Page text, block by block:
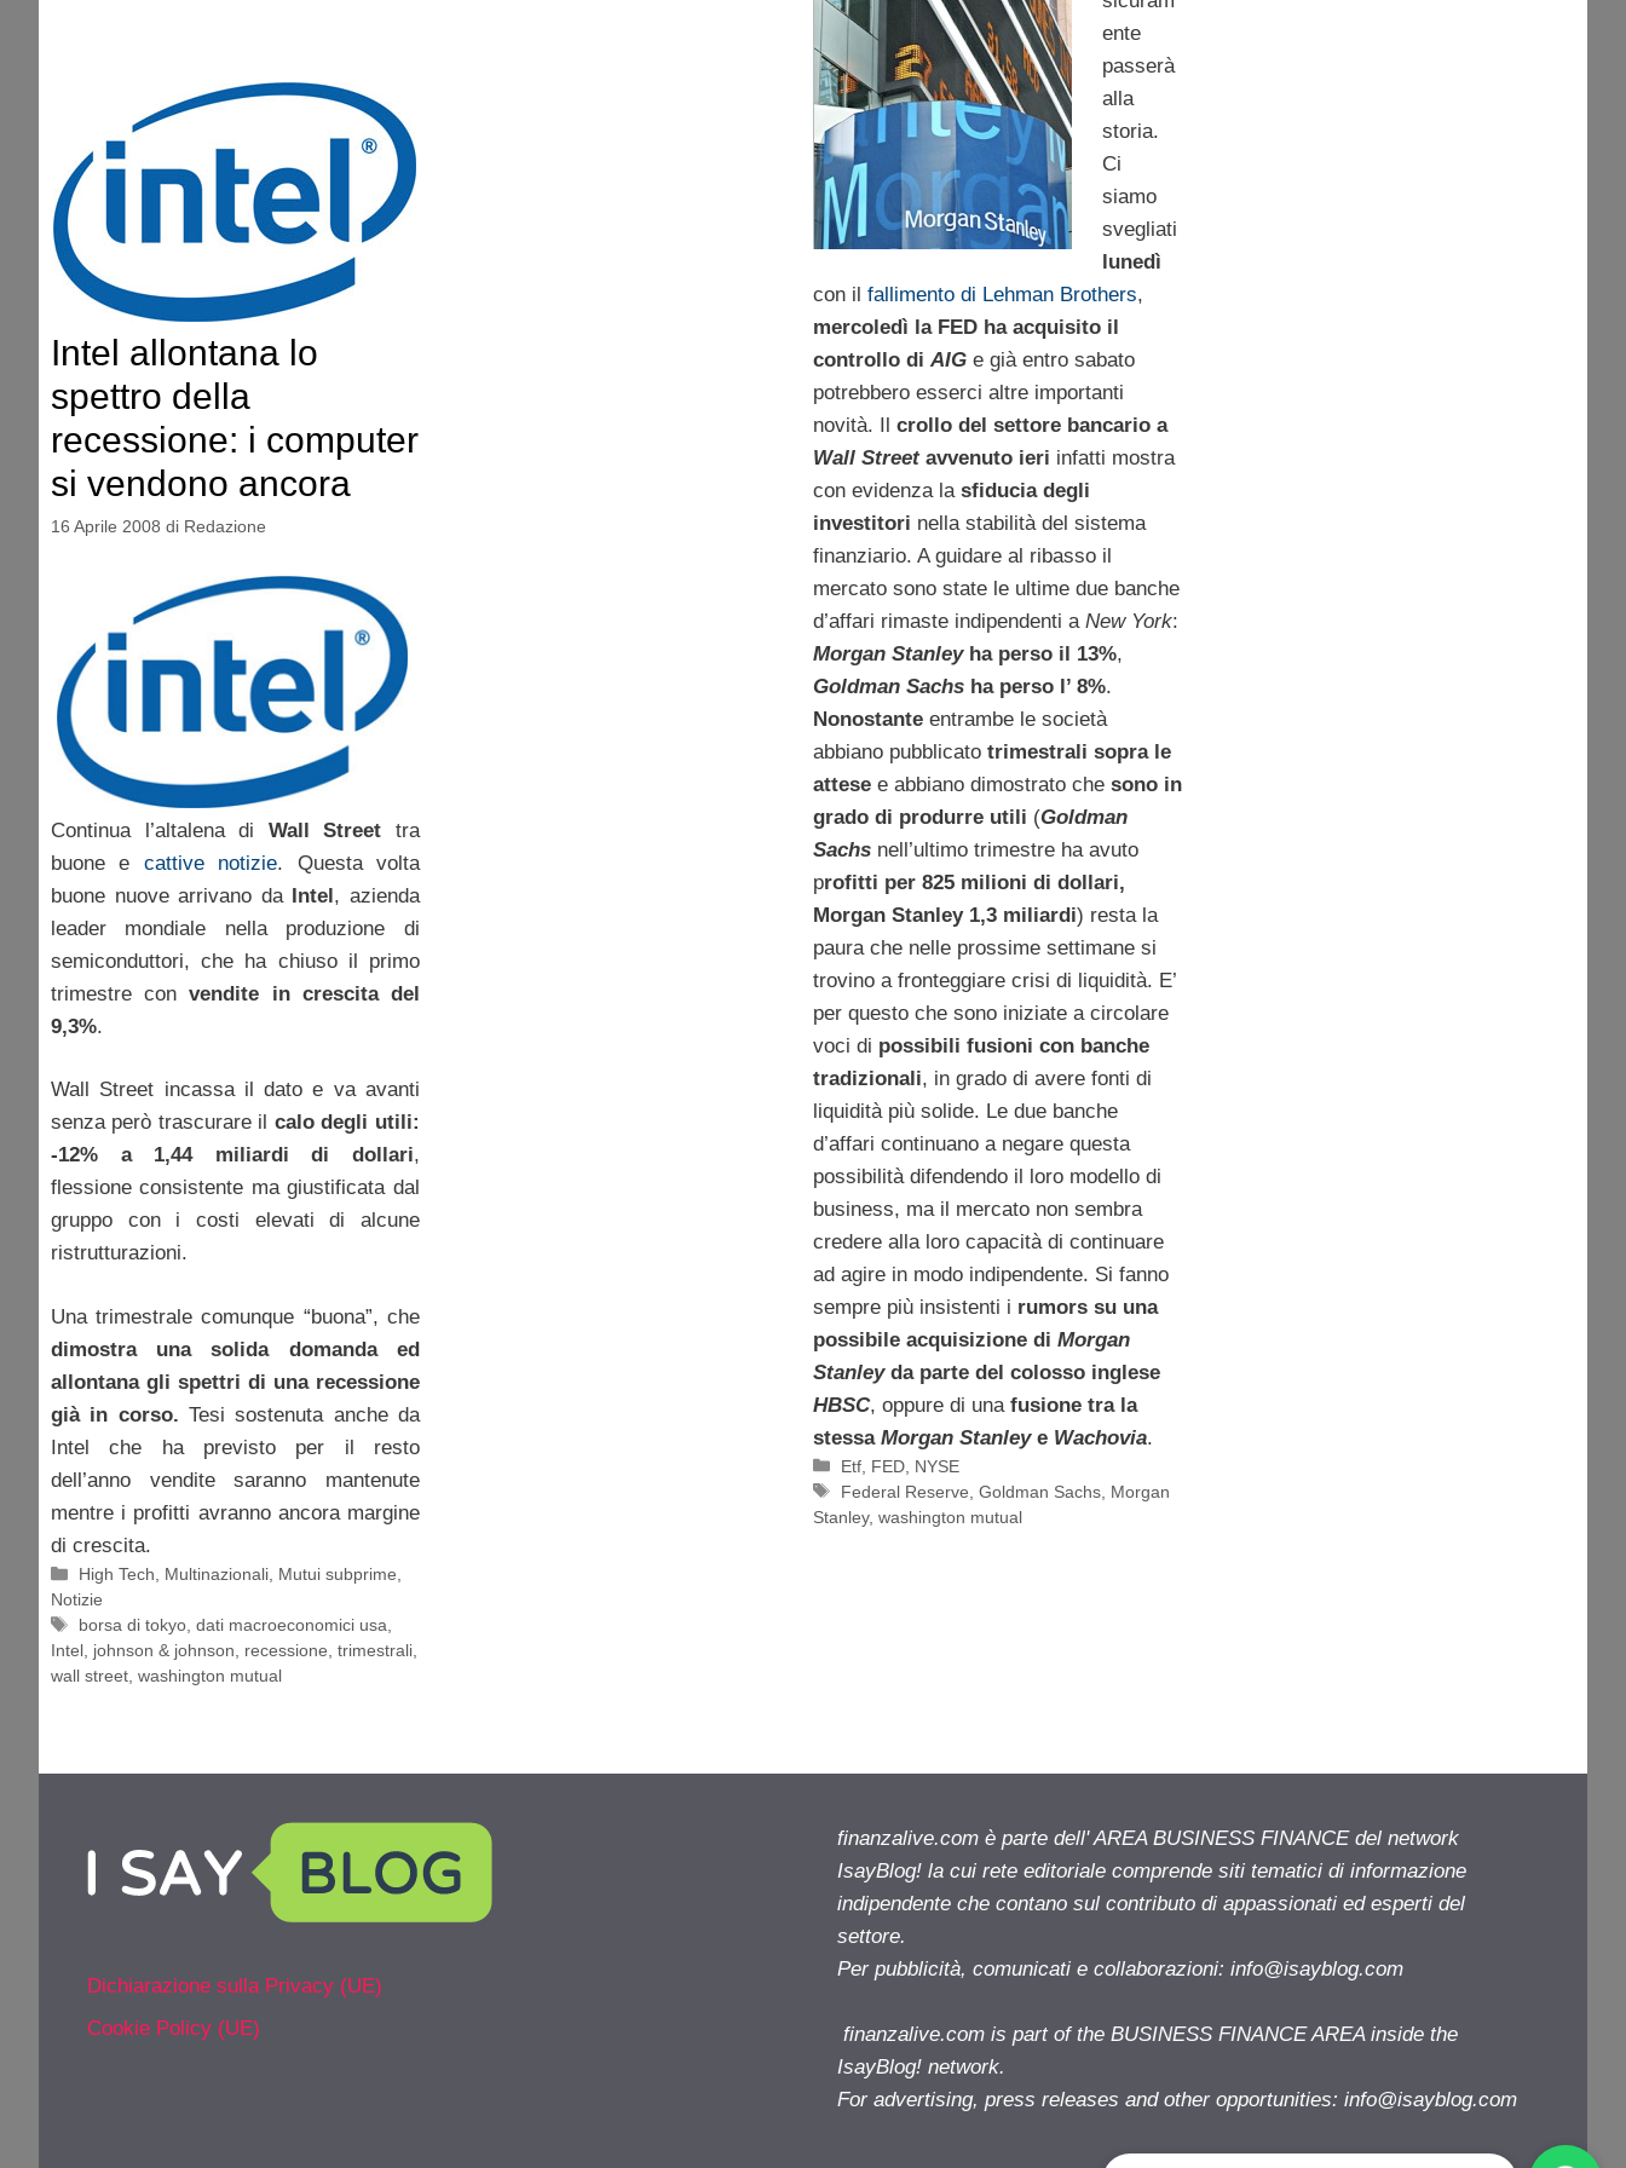
ente
passerà
alla
storia.
Ci
siamo
svegliati
lunedì
con il fallimento di Lehman Brothers,
mercoledì la FED ha acquisito il
controllo di AIGe già entro sabato
potrebbero esserci altre importanti
novità. Il crollo del settore bancario a
Wall Streetavvenuto ieri infatti mostra
con evidenza la sfiducia degli
investitori nella stabilità del sistema
finanziario. A guidare al ribasso il
mercato sono state le ultime due banche
d’affari rimaste indipendenti aNew York:
Morgan Stanleyha perso il 13%,
Goldman Sachs ha perso l’ 8%.
Nonostanteentrambe le società
abbiano pubblicato trimestrali sopra le
attesee abbiano dimostrato che sono in
grado di produrre utili (Goldman
Sachsnell’ultimo trimestre ha avuto
profitti per 825 milioni di dollari,
Morgan Stanley 1,3 miliardi) resta la
paura che nelle prossime settimane si
trovino a fronteggiare crisi di liquidità. E’
per questo che sono iniziate a circolare
voci di possibili fusioni con banche
tradizionali, in grado di avere fonti di
liquidità più solide. Le due banche
d’affari continuano a negare questa
possibilità difendendo il loro modello di
business, ma il mercato non sembra
credere alla loro capacità di continuare
ad agire in modo indipendente. Si fanno
sempre più insistenti i rumors su una
possibile acquisizione di Morgan
Stanleyda parte del colosso inglese
HBSC, oppure di una fusione tra la
stessa Morgan Stanleye Wachovia.
Categorie
Etf FED NYSE
Tag
Federal Reserve ,Goldman Sachs Morgan
Stanley, washington mutual
Intel allontana lo
spettro della
recessione: i computer
si vendono ancora
16 Aprile 2008 di Redazione
Continua l’altalena di Wall Street tra
buone e cattive notizie. Questa volta
buone nuove arrivano da Intel, azienda
leader mondiale nella produzione di
semiconduttori, che ha chiuso il primo
trimestre convendite in crescita del
9,3%.
Wall Street incassa il dato e va avanti
senza però trascurare il calo degli utili:
-12% a 1,44 miliardi di dollari,
flessione consistente ma giustificata dal
gruppo con i costi elevati di alcune
ristrutturazioni.
Una trimestrale comunque “buona”, che
dimostra una solida domanda ed
allontana gli spettri di una recessione
già in corso. Tesi sostenuta anche da
Intel che ha previsto per il resto
dell’anno vendite saranno mantenute
mentre i profitti avranno ancora margine
di crescita.
Categorie
High Tech Multinazionali Mutui subprime
Notizie
Tag
borsa di tokyo ,dati macroeconomici usa
Intel johnson & johnson recessione trimestrali
wall street washington mutual
Dichiarazione sulla Privacy (UE)
Cookie Policy (UE)
finanzalive.com è parte dell' AREA BUSINESS FINANCE del network
IsayBlog! la cui rete editoriale comprende siti tematici di informazione
indipendente che contano sul contributo di appassionati ed esperti del
settore.
Per pubblicità, comunicati e collaborazioni: info@isayblog.com
finanzalive.com is part of the BUSINESS FINANCE AREA inside the
IsayBlog! network.
For advertising, press releases and other opportunities: info@isayblog.com